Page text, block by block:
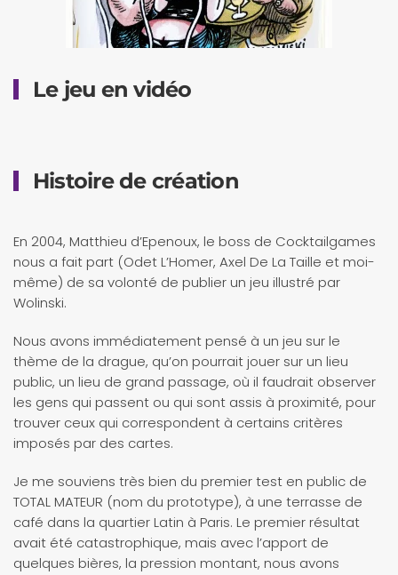
Le jeu en vidéo
Histoire de création
En 2004, Matthieu d’Epenoux, le boss de Cocktailgames
nous a fait part (Odet L’Homer, Axel De La Taille et moi-
même) de sa volonté de publier un jeu illustré par
Wolinski.
Nous avons immédiatement pensé à un jeu sur le
thème de la drague, qu’on pourrait jouer sur un lieu
public, un lieu de grand passage, où il faudrait observer
les gens qui passent ou qui sont assis à proximité, pour
trouver ceux qui correspondent à certains critères
imposés par des cartes.
Je me souviens très bien du premier test en public de
TOTAL MATEUR (nom du prototype), à une terrasse de
café dans la quartier Latin à Paris. Le premier résultat
avait été catastrophique, mais avec l’apport de
quelques bières, la pression montant, nous avons